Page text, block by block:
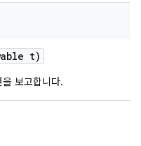
t)
보고합니다.